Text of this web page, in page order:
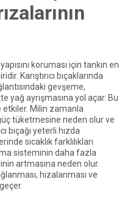
koruması için tankın en
Karıştırıcı bıçaklarında
gevşeme,
yağ ayrışmasına yol açar. Bu
Milin zamanla
tüketmesine neden olur ve
bıçağı yeterli hızda
sıcaklık farklılıkları
sisteminin daha fazla
artmasına neden olur.
hizalanması ve